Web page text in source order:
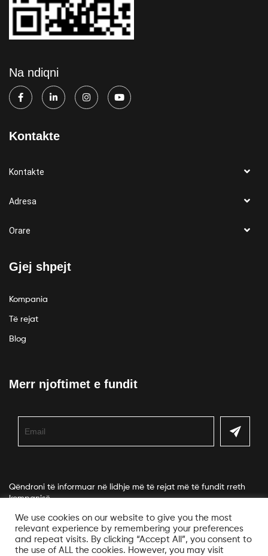
Na ndiqni
Kontakte
Kontakte
Adresa
Orare
Gjej shpejt
Kompania
Të rejat
Blog
Merr njoftimet e fundit
Qëndroni të informuar në lidhje më të rejat më të fundit rreth
kompanisë.
We use cookies on our website to give you the most
relevant experience by remembering your preferences
and repeat visits. By clicking “Accept All”, you consent to
the use of ALL the cookies. However, you may visit